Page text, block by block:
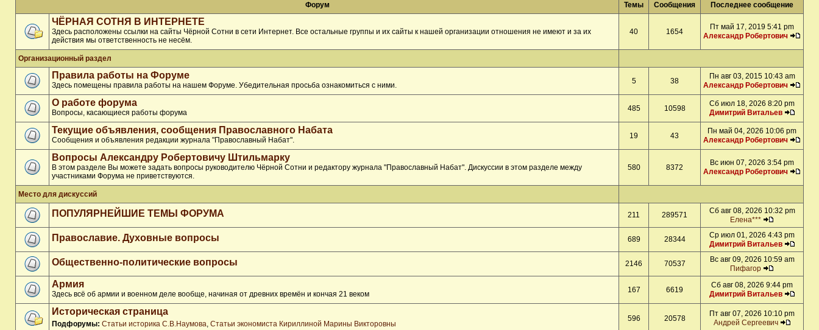
Форум Темы Сообщения Последнее сообщение
ЧЁРНАЯ СОТНЯ В ИНТЕРНЕТЕ
Здесь расположены ссылки на сайты Чёрной Сотни в сети Интернет. Все остальные группы и их сайты к нашей организации отношения не имеют и за их
действия мы ответственность не несём.
40 1654
Пт май 17, 2019 5:41 pm
Александр Робертович
Организационный раздел
Правила работы на Форуме
Здесь помещены правила работы на нашем Форуме. Убедительная просьба ознакомиться с ними. 5 38
Пн авг 03, 2015 10:43 am
Александр Робертович
О работе форума
Вопросы, касающиеся работы форума 485 10598
Сб июл 18, 2026 8:20 pm
Димитрий Витальев
Текущие объявления, сообщения Православного Набата
Сообщения и объявления редакции журнала "Православный Набат". 19 43
Пн май 04, 2026 10:06 pm
Александр Робертович
Вопросы Александру Робертовичу Штильмарку
В этом разделе Вы можете задать вопросы руководителю Чёрной Сотни и редактору журнала "Православный Набат". Дискуссии в этом разделе между
участниками Форума не приветствуются.
580 8372
Вс июн 07, 2026 3:54 pm
Александр Робертович
Место для дискуссий
ПОПУЛЯРНЕЙШИЕ ТЕМЫ ФОРУМА 211 289571
Сб авг 08, 2026 10:32 pm
Елена***
Православие. Духовные вопросы 689 28344
Ср июл 01, 2026 4:43 pm
Димитрий Витальев
Общественно-политические вопросы 2146 70537
Вс авг 09, 2026 10:59 am
Пифагор
Армия
Здесь всё об армии и военном деле вообще, начиная от древних времён и кончая 21 веком 167 6619
Сб авг 08, 2026 9:44 pm
Димитрий Витальев
Историческая страница
Подфорумы: Статьи историка С.В.Наумова, Статьи экономиста Кириллиной Марины Викторовны
596 20578
Пт авг 07, 2026 10:10 pm
Андрей Сергеевич